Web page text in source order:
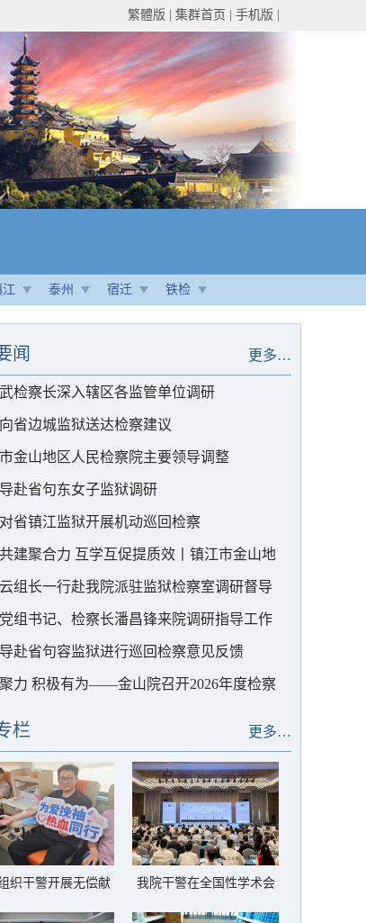
繁體版 集群首页 手机版
江 泰州 宿迁 铁检
更多…
闻
检察长深入辖区各监管单位调研
省边城监狱送达检察建议
金山地区人民检察院主要领导调整
赴省句东女子监狱调研
省镇江监狱开展机动巡回检察
建聚合力 互学互促提质效丨镇江市金山地
院与常州市天目湖地区检察院开展结对共建活
组长一行赴我院派驻监狱检察室调研督导
组书记、检察长潘昌锋来院调研指导工作
赴省句容监狱进行巡回检察意见反馈
力 积极有为——金山院召开2026年度检察
更多…
栏
织干警开展无偿献
我院干警在全国性学术会